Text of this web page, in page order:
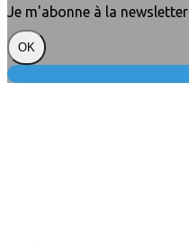
Je m'abonne à la newsletter
OK